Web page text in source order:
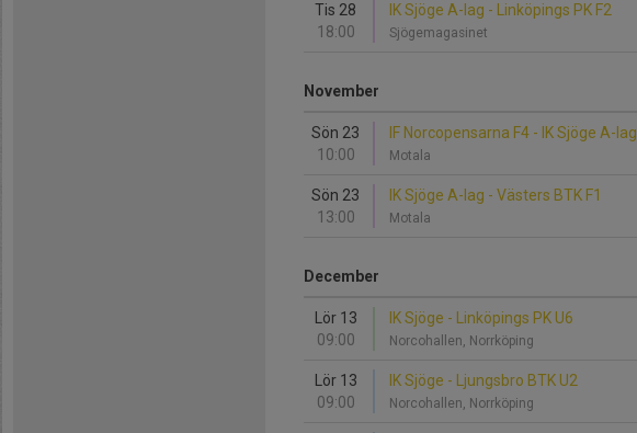
Tis 28
18:00
IK Sjöge A-lag - Linköpings PK F2
Sjögemagasinet
November
Sön 23
10:00
IF Norcopensarna F4 - IK Sjöge A-lag
Motala
Sön 23
13:00
IK Sjöge A-lag - Västers BTK F1
Motala
December
Lör 13
09:00
IK Sjöge - Linköpings PK U6
Norcohallen, Norrköping
Lör 13
09:00
IK Sjöge - Ljungsbro BTK U2
Norcohallen, Norrköping